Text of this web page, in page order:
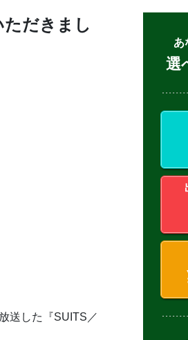
ただきまし
送した『SUITS／
あ
選